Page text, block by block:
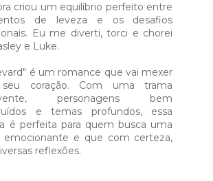
criou um equilíbrio perfeito entre
de leveza e os desafios
Eu me diverti, torci e chorei
e Luke.⁣
é um romance que vai mexer
coração. Com uma trama
personagens bem
e temas profundos, essa
é perfeita para quem busca uma
emocionante e que com certeza,
reflexões.⁣